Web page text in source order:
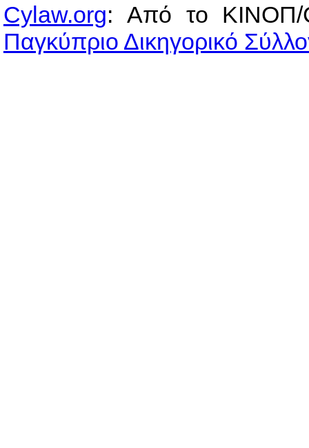
Cylaw.org: Από το
Παγκύπριο Δικηγορικό